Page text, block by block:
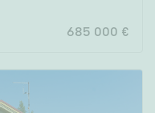
685 000 €